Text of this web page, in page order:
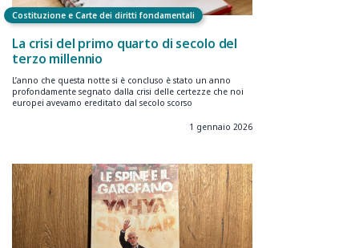
Costituzione e Carte dei diritti fondamentali
La crisi del primo quarto di secolo del
terzo millennio
L’anno che questa notte si è concluso è stato un anno
profondamente segnato dalla crisi delle certezze che noi
europei avevamo ereditato dal secolo scorso
1 gennaio 2026